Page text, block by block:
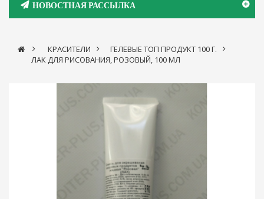
НОВОСТНАЯ РАССЫЛКА
> КРАСИТЕЛИ >
ГЕЛЕВЫЕ ТОП ПРОДУКТ 100 Г.
ЛАК ДЛЯ РИСОВАНИЯ, РОЗОВЫЙ, 100 МЛ